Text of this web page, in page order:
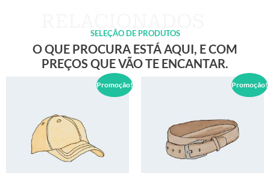
SELEÇÃO DE PRODUTOS
O QUE PROCURA ESTÁ AQUI, E COM
PREÇOS QUE VÃO TE ENCANTAR.
Promoção! Promoção!